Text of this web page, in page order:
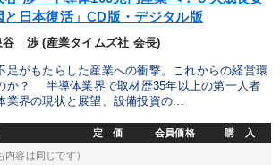
と日本復活」CD版・デジタル版
谷 渉 (産業タイムズ社 会長)
がもたらした産業への衝撃。これからの経営環
か？ 半導体業界で取材歴35年以上の第一人者
業界の現状と展望、設備投資の...
定 価 会員価格 購 入
内容は同じです）